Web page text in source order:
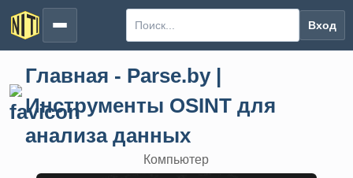
Вход
Главная - Parse.by |
Инструменты OSINT для
анализа данных
Компьютер